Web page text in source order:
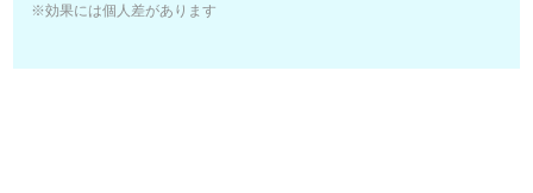
※効果には個人差があります